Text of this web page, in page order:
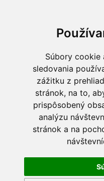
Súbory cookie
sledovania
zážitku z
stránok, na to,
prispôsobený
analýzu
stránok a na